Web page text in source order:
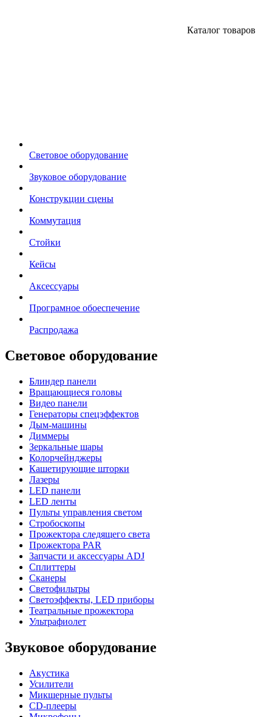
Каталог товаров
Световое оборудование
Звуковое оборудование
Конструкции сцены
Коммутация
Стойки
Кейсы
Аксессуары
Програмное обоеспечение
Распродажа
Световое оборудование
Блиндер панели
Вращающиеся головы
Видео панели
Генераторы спецэффектов
Дым-машины
Диммеры
Зеркальные шары
Колорчейнджеры
Кашетирующие шторки
Лазеры
LED панели
LED ленты
Пульты управления светом
Стробоскопы
Прожектора следящего света
Прожектора PAR
Запчасти и аксессуары ADJ
Сплиттеры
Сканеры
Светофильтры
Светоэффекты, LED приборы
Театральные прожектора
Ультрафиолет
Звуковое оборудование
Акустика
Усилители
Микшерные пульты
CD-плееры